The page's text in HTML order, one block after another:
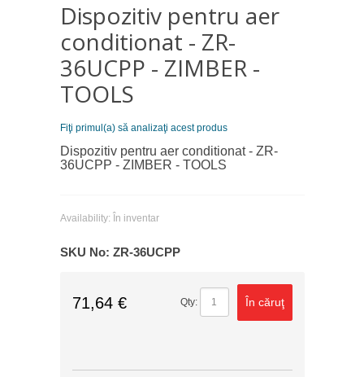
Dispozitiv pentru aer
conditionat - ZR-
36UCPP - ZIMBER -
TOOLS
Fiţi primul(a) să analizaţi acest produs
Dispozitiv pentru aer conditionat - ZR-
36UCPP - ZIMBER - TOOLS
Availability: În inventar
SKU No: ZR-36UCPP
71,64 € Qty: În căruţ